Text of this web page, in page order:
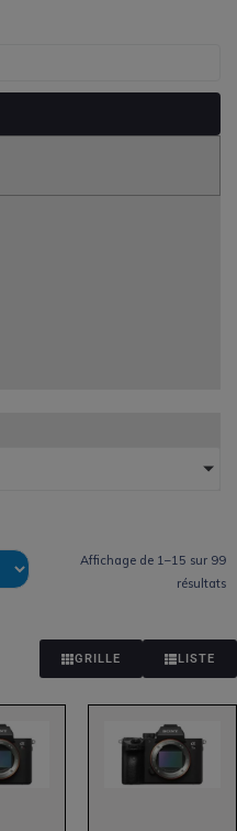
Affichage de 1–15 sur 99
résultats
GRILLE LISTE